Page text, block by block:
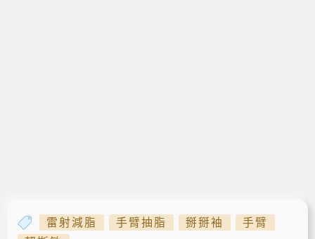
雷射減脂 手臂抽脂 掰掰袖
手臂